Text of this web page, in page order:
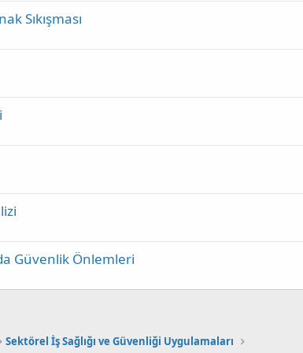
Sıkışması
Güvenlik Önlemleri
Sektörel İş Sağlığı ve Güvenliği Uygulamaları